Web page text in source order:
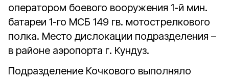
оператором боевого вооружения 1-й мин.
батареи 1-го МСБ 149 гв. мотострелкового
полка. Место дислокации подразделения –
в районе аэропорта г. Кундуз.
Подразделение Кочкового выполняло